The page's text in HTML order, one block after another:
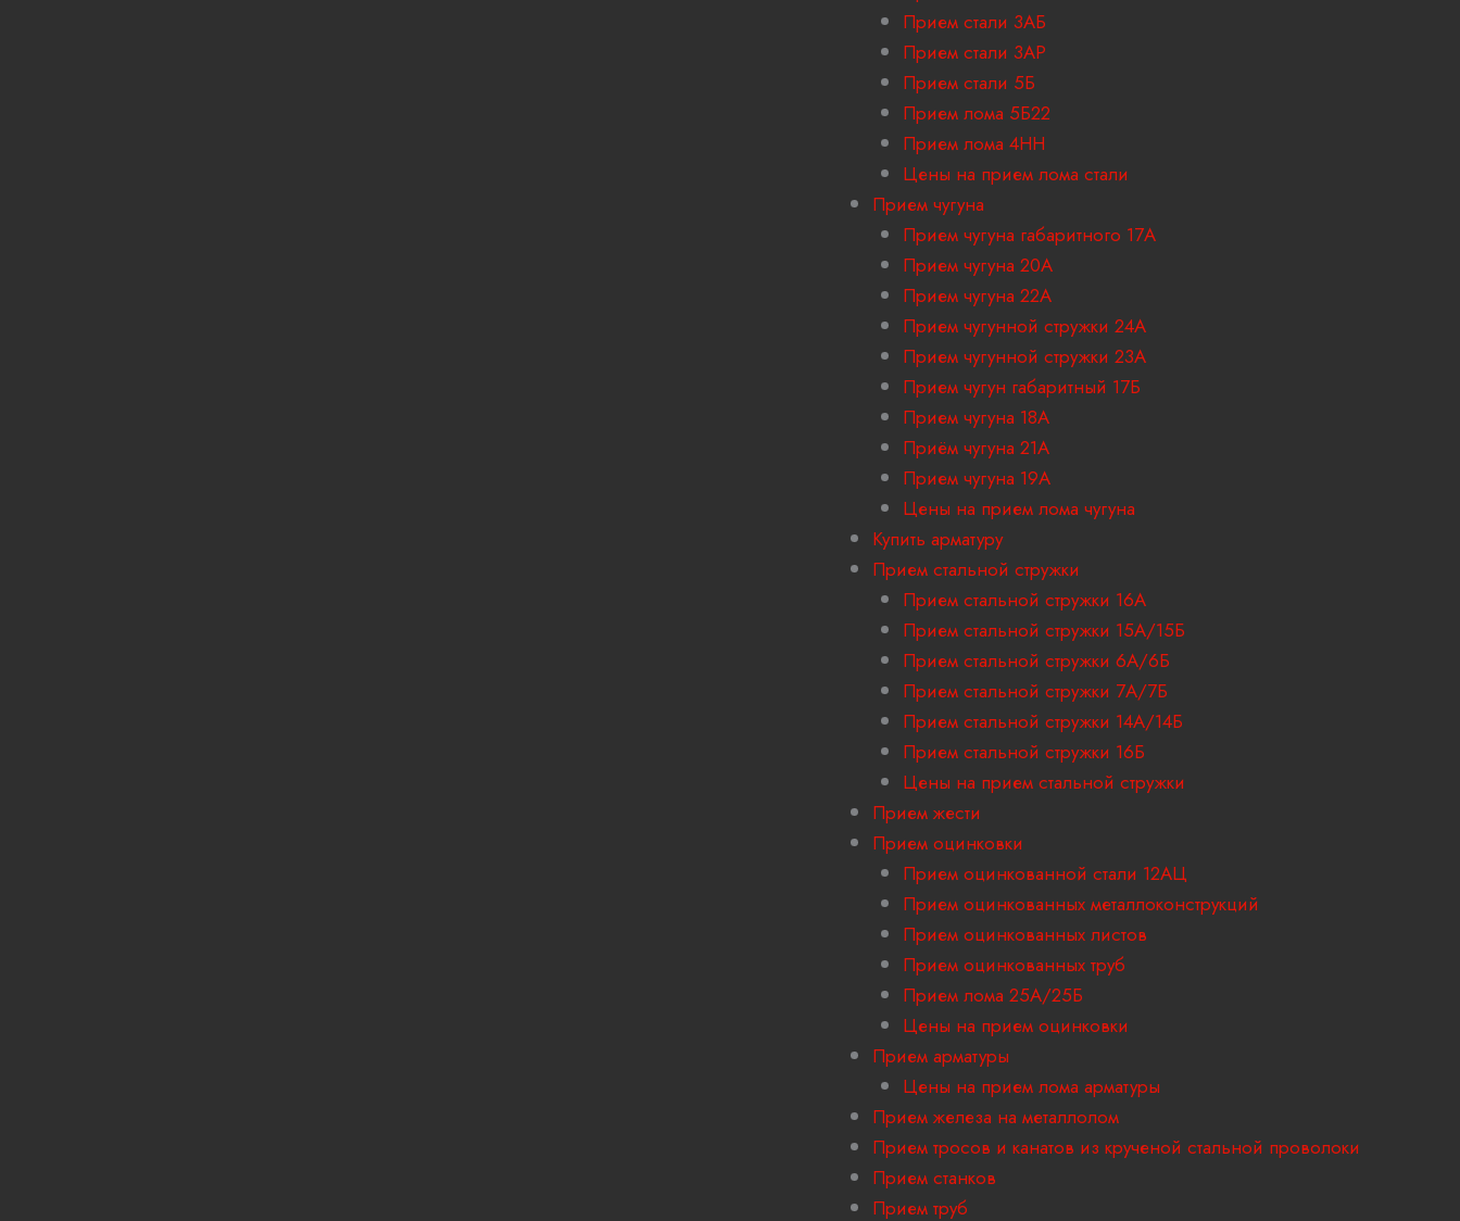
p
l
a
n
e
Прием стали 3АБ
Прием стали 3АР
Прием стали 5Б
Прием лома 5Б22
Прием лома 4НН
Цены на прием лома стали
Прием чугуна
Прием чугуна габаритного 17A
Прием чугуна 20А
Прием чугуна 22А
Прием чугунной стружки 24А
Прием чугунной стружки 23А
Прием чугун габаритный 17Б
Прием чугуна 18A
Приём чугуна 21А
Прием чугуна 19А
Цены на прием лома чугуна
Купить арматуру
Прием стальной стружки
Прием стальной стружки 16А
Прием стальной стружки 15А/15Б
Прием стальной стружки 6А/6Б
Прием стальной стружки 7А/7Б
Прием стальной стружки 14А/14Б
Прием стальной стружки 16Б
Цены на прием стальной стружки
Прием жести
Прием оцинковки
Прием оцинкованной стали 12АЦ
Прием оцинкованных металлоконструкций
Прием оцинкованных листов
Прием оцинкованных труб
Прием лома 25А/25Б
Цены на прием оцинковки
Прием арматуры
Цены на прием лома арматуры
Прием железа на металлолом
Прием тросов и канатов из крученой стальной проволоки
Прием станков
Прием труб